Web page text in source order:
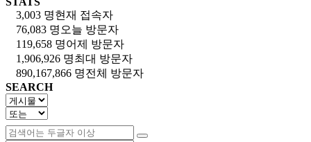
3,003 명현재 접속자
76,083 명 오늘 방문자
119,658 명어제 방문자
1,906,926 명최대 방문자
890,167,866 명전체 방문자
SEARCH